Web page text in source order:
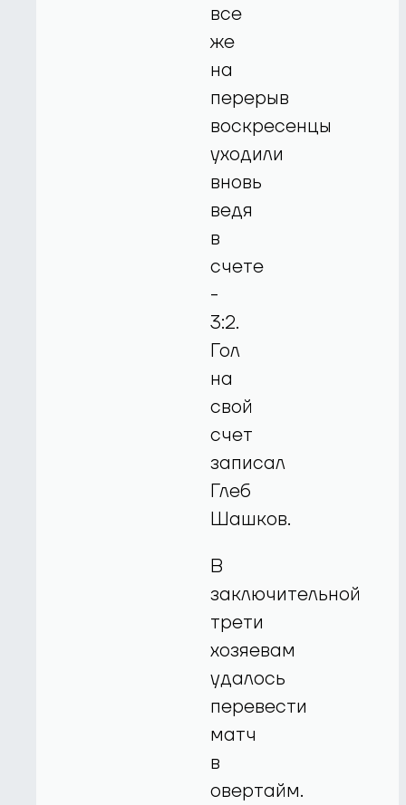
все
же
на
перерыв
воскресенцы
уходили
вновь
ведя
в
счете
-
3:2.
Гол
на
свой
счет
записал
Глеб
Шашков.
В
заключительной
трети
хозяевам
удалось
перевести
матч
в
овертайм.